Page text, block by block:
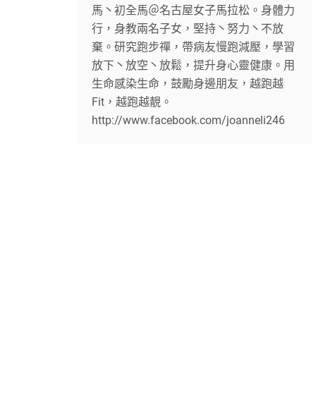
馬丶初全馬＠名古屋女子馬拉松。身體力
行，身教兩名子女，堅持丶努力丶不放
棄。研究跑步禪，帶病友慢跑減壓，學習
放下丶放空丶放鬆，提升身心靈健康。用
生命感染生命，鼓勵身邊朋友，越跑越
Fit，越跑越靚。
http://www.facebook.com/joanneli246